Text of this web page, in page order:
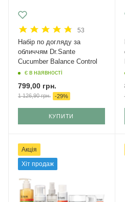
53
Набір по догляду за
обличчям Dr.Sante
Cucumber Balance Control
є в наявності
799,00 грн.
1 126,90грн. -29%
КУПИТИ
Акція
Хіт продаж